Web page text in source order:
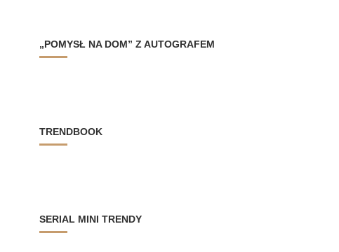
„POMYSŁ NA DOM” Z AUTOGRAFEM
TRENDBOOK
SERIAL MINI TRENDY